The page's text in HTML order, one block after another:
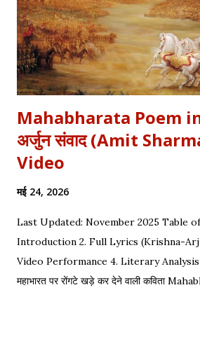
Mahabharata Poem
अर्जुन संवाद (Amit
Video
मई 24, 2026
Last Updated: November 2025 Table
Introduction 2. Full Lyrics (Krishna-
Video Performance 4. Literary
महाभारत पर रोंगटे खड़े कर देने वाली कविता